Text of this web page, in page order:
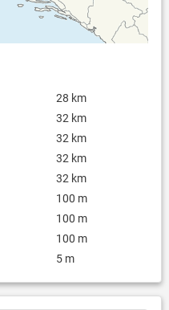
28 km
32 km
32 km
32 km
32 km
100 m
100 m
100 m
5 m